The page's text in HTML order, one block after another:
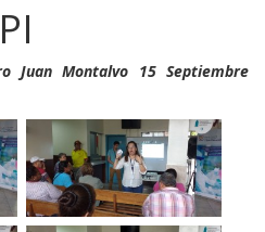
Juan Montalvo 15 Septiembre